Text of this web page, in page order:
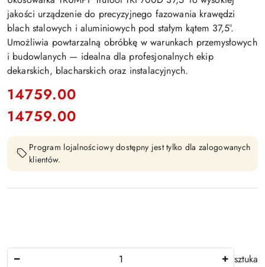
jakości urządzenie do precyzyjnego fazowania krawędzi
blach stalowych i aluminiowych pod stałym kątem 37,5°.
Umożliwia powtarzalną obróbkę w warunkach przemysłowych
i budowlanych — idealna dla profesjonalnych ekip
dekarskich, blacharskich oraz instalacyjnych.
cena:
14759.00
Cena:
14759.00
Program lojalnościowy dostępny jest tylko dla zalogowanych
klientów.
sztuka